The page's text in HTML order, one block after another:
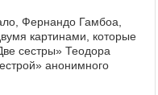
Фернандо Гамбоа,
картинами, которые
сестры» Теодора
анонимного